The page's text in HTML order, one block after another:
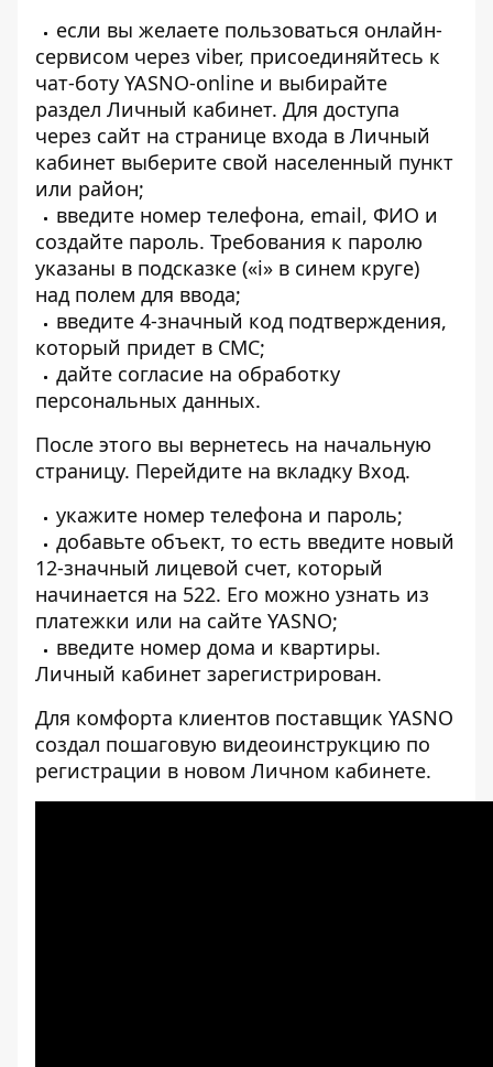
если вы желаете пользоваться онлайн-
сервисом через viber, присоединяйтесь к
чат-боту YASNO-online и выбирайте
раздел Личный кабинет. Для доступа
через сайт на странице входа в Личный
кабинет выберите свой населенный пункт
или район;
введите номер телефона, email, ФИО и
создайте пароль. Требования к паролю
указаны в подсказке («і» в синем круге)
над полем для ввода;
введите 4-значный код подтверждения,
который придет в СМС;
дайте согласие на обработку
персональных данных.
После этого вы вернетесь на начальную
страницу. Перейдите на вкладку Вход.
укажите номер телефона и пароль;
добавьте объект, то есть введите новый
12-значный лицевой счет, который
начинается на 522. Его можно узнать из
платежки или на сайте YASNO;
введите номер дома и квартиры.
Личный кабинет зарегистрирован.
Для комфорта клиентов поставщик YASNO
создал пошаговую видеоинструкцию по
регистрации в новом Личном кабинете.